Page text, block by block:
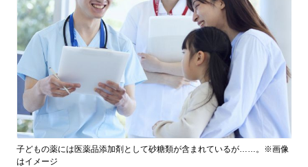
子どもの薬には医薬品添加剤として砂糖類が含まれているが……。※画像
はイメージ